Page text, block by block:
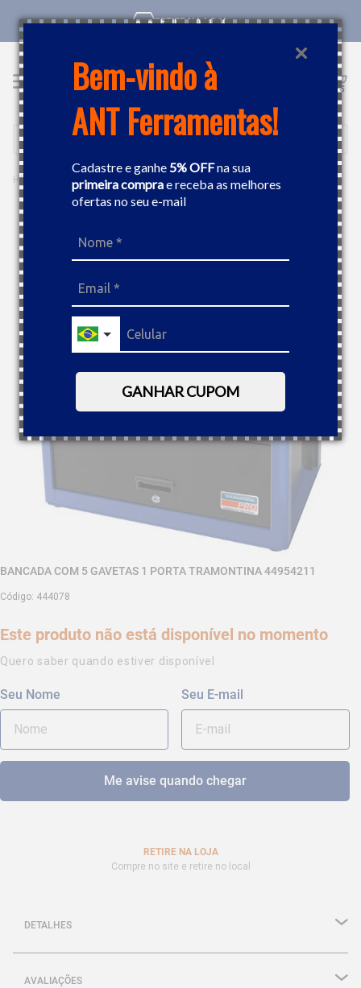
Bem-vindo à
ANT Ferramentas!
Cadastre e ganhe5% OFFna sua
primeira comprae receba as melhores
ofertas no seu e-mail
GANHAR CUPOM
RETIRE NA LOJA
Buscar
MÓVEIS INDUSTRIAIS BANCADAS DE TRABALHO
BANCADA COM 5 GAVETAS 1 PORTA TRAMONTINA 44954211
Código: 444078
Este produto não está disponível no momento
Quero saber quando estiver disponível
RETIRE NA LOJA
Compre no site e retire no local
DETALHES
AVALIAÇÕES